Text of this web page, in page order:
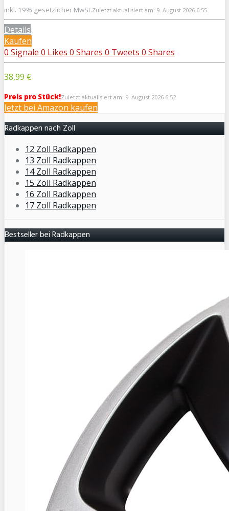
inkl. 19% gesetzlicher MwSt.Zuletzt aktualisiert am: 9. August 2026 6:55
Details
Kaufen
0 Signale 0 Likes 0 Shares 0 Tweets 0 Shares
38,99 €
Preis pro Stück!Zuletzt aktualisiert am: 9. August 2026 6:52
Jetzt bei Amazon kaufen
Radkappen nach Zoll
12 Zoll Radkappen
13 Zoll Radkappen
14 Zoll Radkappen
15 Zoll Radkappen
16 Zoll Radkappen
17 Zoll Radkappen
Bestseller bei Radkappen